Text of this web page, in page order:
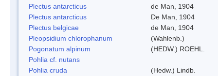
Plectus antarcticus
de Man, 1904
Plectus antarcticus
De Man, 1904
Plectus belgicae
de Man, 1904
Pleopsidium chlorophanum
(Wahlenb.)
Pogonatum alpinum
(HEDW.) ROEHL.
Pohlia cf. nutans
Pohlia cruda
(Hedw.) Lindb.